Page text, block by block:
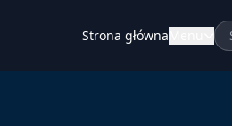
Strona główna